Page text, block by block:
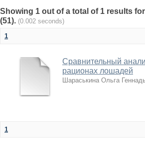
Showing 1 out of a total of 1 results
(51). (0.002 seconds)
1
Сравнительный
рационах лошадей
Шараськина Ольга
1